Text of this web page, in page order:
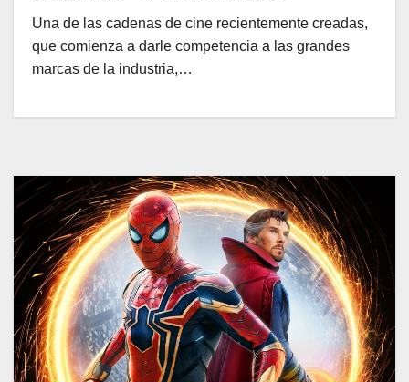
Una de las cadenas de cine recientemente creadas,
que comienza a darle competencia a las grandes
marcas de la industria,…